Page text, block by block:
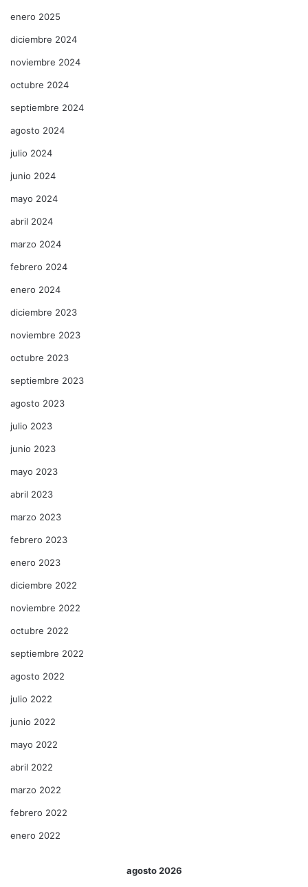
enero 2025
diciembre 2024
noviembre 2024
octubre 2024
septiembre 2024
agosto 2024
julio 2024
junio 2024
mayo 2024
abril 2024
marzo 2024
febrero 2024
enero 2024
diciembre 2023
noviembre 2023
octubre 2023
septiembre 2023
agosto 2023
julio 2023
junio 2023
mayo 2023
abril 2023
marzo 2023
febrero 2023
enero 2023
diciembre 2022
noviembre 2022
octubre 2022
septiembre 2022
agosto 2022
julio 2022
junio 2022
mayo 2022
abril 2022
marzo 2022
febrero 2022
enero 2022
agosto 2026